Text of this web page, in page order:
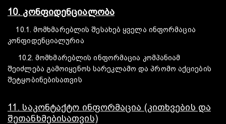
10. კონფიდენციალობა
10.1. მომხმარებლის შესახებ ყველა ინფორმაცია
კონფიდენციალურია
10.2. მომხმარებლის ინფორმაცია კომპანიამ
შეიძლება გამოიყენოს სარეკლამო და პრომო აქციების
შეტყობინებისათვის
11. საკონტაქტო ინფორმაცია (კითხვების და
შეთანხმებისათვის)